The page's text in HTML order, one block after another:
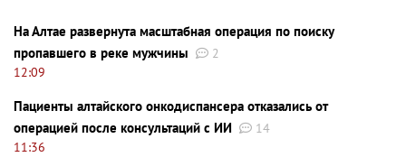
На Алтае развернута масштабная операция по поиску
пропавшего в реке мужчины
2
12:09
Пациенты алтайского онкодиспансера отказались от
операцией после консультаций с ИИ
14
11:36